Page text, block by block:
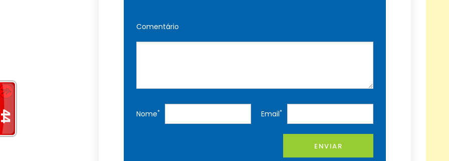
Comentário
Nome* Email*
ENVIAR